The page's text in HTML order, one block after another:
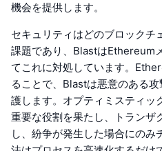
機会を提供します。
セキュリティはどのブロックチ
課題であり、BlastはEthereum
てこれに対処しています。
ることで、Blastは悪意のある
護します。オプティミスティッ
重要な役割を果たし、トランザ
し、紛争が発生した場合にの